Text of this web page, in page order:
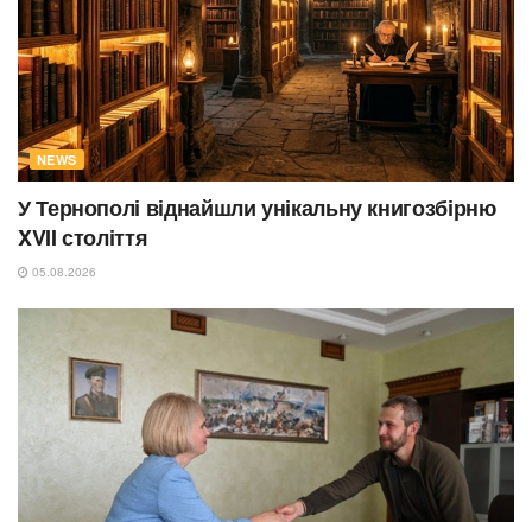
NEWS
У Тернополі віднайшли унікальну книгозбірню
XVII століття
05.08.2026